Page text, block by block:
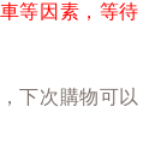
等因素，等待
下次購物可以